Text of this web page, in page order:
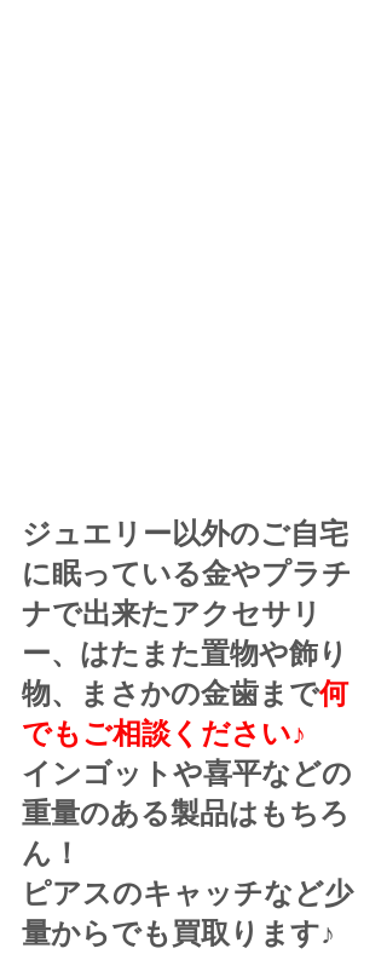
ジュエリー以外のご自宅
に眠っている金やプラチ
ナで出来たアクセサリ
ー、はたまた置物や飾り
物、まさかの金歯まで何
でもご相談ください♪
インゴットや喜平などの
重量のある製品はもちろ
ん！
ピアスのキャッチなど少
量からでも買取ります♪